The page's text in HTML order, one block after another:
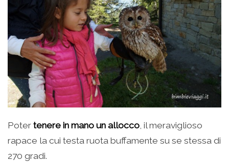
Poter tenere in mano un allocco, il meraviglioso
rapace la cui testa ruota buffamente su se stessa di
270 gradi.